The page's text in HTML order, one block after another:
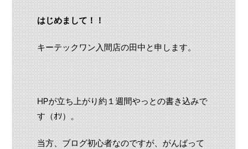
はじめまして！！
キーテックワン入間店の田中と申します。
HPが立ち上がり約１週間やっとの書き込みで
す（ｵｿ）。
当方、ブログ初心者なのですが、がんばって